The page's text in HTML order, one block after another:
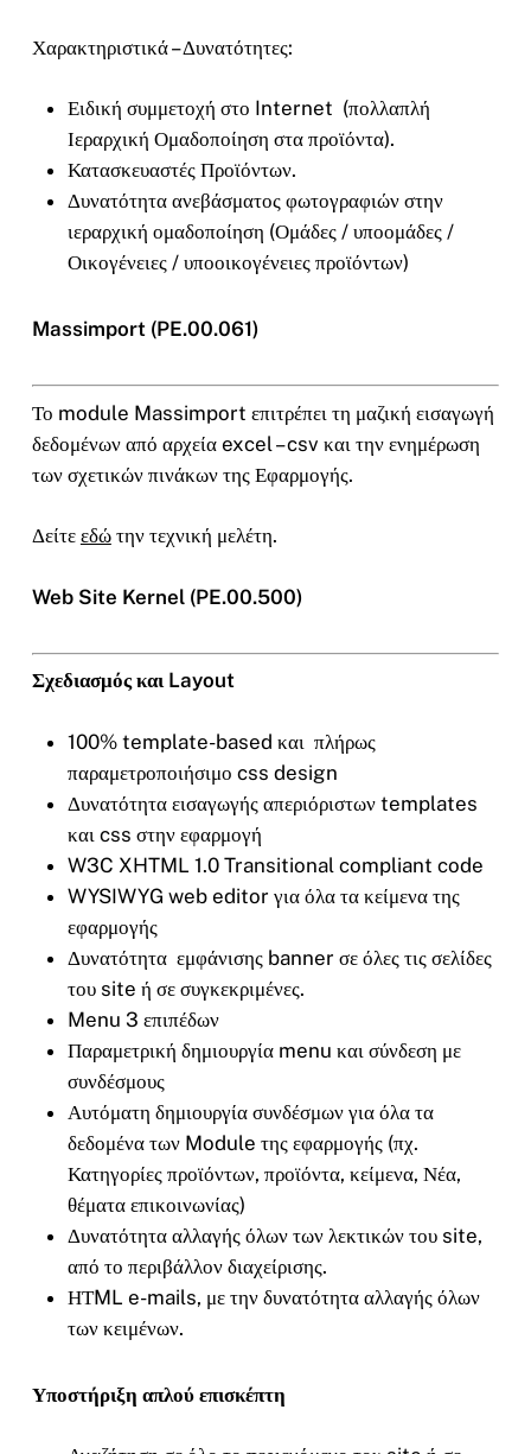
Χαρακτηριστικά – Δυνατότητες:
Ειδική συμμετοχή στο Internet (πολλαπλή
Ιεραρχική Ομαδοποίηση στα προϊόντα).
Κατασκευαστές Προϊόντων.
Δυνατότητα ανεβάσματος φωτογραφιών στην
ιεραρχική ομαδοποίηση (Ομάδες / υποομάδες /
Οικογένειες / υποοικογένειες προϊόντων)
Massimport (PE.00.061)
Το module Massimport επιτρέπει τη μαζική εισαγωγή
δεδομένων από αρχεία excel – csv και την ενημέρωση
των σχετικών πινάκων της Εφαρμογής.
Δείτε εδώτην τεχνική μελέτη.
Web Site Kernel (PE.00.500)
Σχεδιασμός και Layout
100% template-based και πλήρως
παραμετροποιήσιμο css design
Δυνατότητα εισαγωγής απεριόριστων templates
και css στην εφαρμογή
W3C XHTML 1.0 Transitional compliant code
WYSIWYG web editor για όλα τα κείμενα της
εφαρμογής
Δυνατότητα εμφάνισης banner σε όλες τις σελίδες
του site ή σε συγκεκριμένες.
Menu 3 επιπέδων
Παραμετρική δημιουργία menu και σύνδεση με
συνδέσμους
Αυτόματη δημιουργία συνδέσμων για όλα τα
δεδομένα των Module της εφαρμογής (πχ.
Κατηγορίες προϊόντων, προϊόντα, κείμενα, Νέα,
θέματα επικοινωνίας)
Δυνατότητα αλλαγής όλων των λεκτικών του site,
από το περιβάλλον διαχείρισης.
ΗΤML e-mails, με την δυνατότητα αλλαγής όλων
των κειμένων.
Υποστήριξη απλού επισκέπτη